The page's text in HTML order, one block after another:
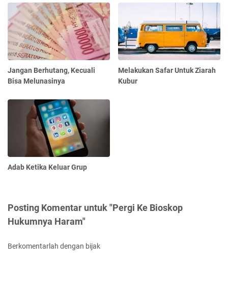
Jangan Berhutang, Kecuali
Bisa Melunasinya
Melakukan Safar Untuk Ziarah
Kubur
Adab Ketika Keluar Grup
Posting Komentar untuk "Pergi Ke Bioskop
Hukumnya Haram"
Berkomentarlah dengan bijak